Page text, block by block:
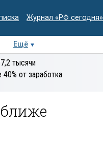
Журнал «РФ сегодня»
Ещё
тысячи
от заработка